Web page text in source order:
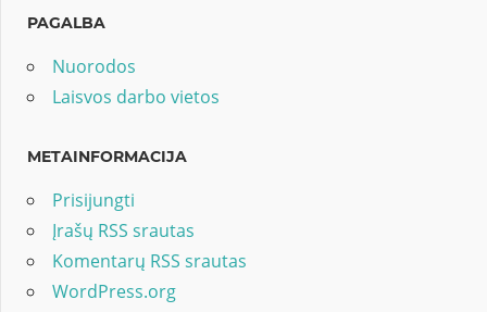
PAGALBA
Nuorodos
Laisvos darbo vietos
METAINFORMACIJA
Prisijungti
Įrašų RSS srautas
Komentarų RSS srautas
WordPress.org